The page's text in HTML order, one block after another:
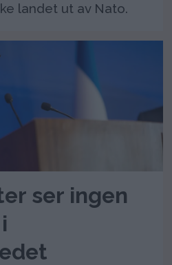
landet ut av Nato.
ser ingen